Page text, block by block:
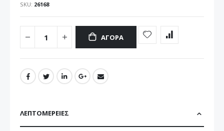
SKU 26168
ΑΓΟΡΆ
ΛΕΠΤΟΜΈΡΕΙΕΣ